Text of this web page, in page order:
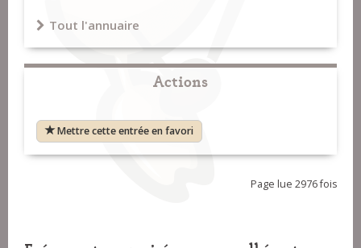
Tout l'annuaire
Actions
Mettre cette entrée en favori
Page lue 2976 fois